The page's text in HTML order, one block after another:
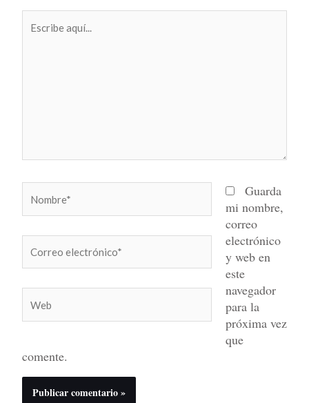
aquí...
electrónico*
Guarda
mi nombre,
correo
electrónico
y web en
este
navegador
para la
próxima vez
que
comente.